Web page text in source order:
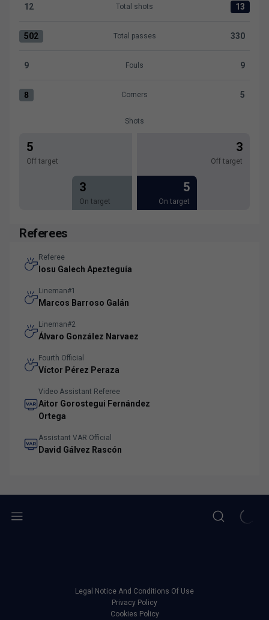
Total shots:Málaga CF 12 versus Levante UD 13
12 Total shots 13
Total passes:Málaga CF 502 versus Levante UD 330
502 Total passes 330
Fouls:Málaga CF 9 versus Levante UD 9
9 Fouls 9
Corners:Málaga CF 8 versus Levante UD 5
8 Corners 5
Shots
5
Off target
3
On target
3
Off target
5
On target
Referees
Referee
Iosu Galech Apezteguía
Lineman#1
Marcos Barroso Galán
Lineman#2
Álvaro González Narvaez
Fourth Official
Víctor Pérez Peraza
Video Assistant Referee
Aitor Gorostegui Fernández
Ortega
Assistant VAR Official
David Gálvez Rascón
Legal Notice And Conditions Of Use
Privacy Policy
Cookies Policy